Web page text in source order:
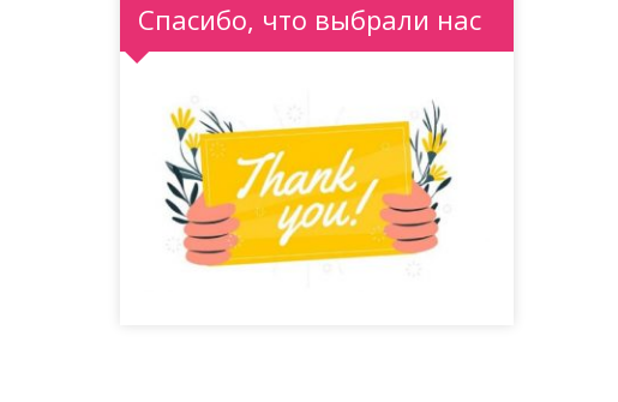
Спасибо, что выбрали нас